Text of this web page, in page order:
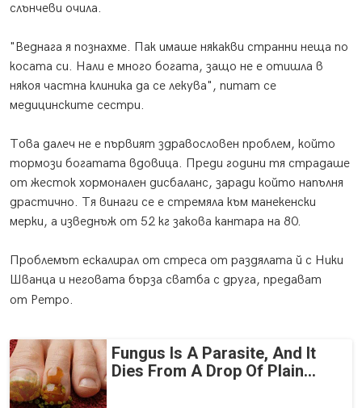
слънчеви очила.
"Веднага я познахме. Пак имаше някакви странни неща по
косата си. Нали е много богата, защо не е отишла в
някоя частна клиника да се лекува", питат се
медицинските сестри.
Това далеч не е първият здравословен проблем, който
тормози богатата вдовица. Преди години тя страдаше
от жесток хормонален дисбаланс, заради който напълня
драстично. Тя винаги се е стремяла към манекенски
мерки, а изведнъж от 52 кг закова кантара на 80.
Проблемът ескалирал от стреса от раздялата й с Ники
Шванца и неговата бърза сватба с друга, предават
от Ретро.
Fungus Is A Parasite, And It
Dies From A Drop Of Plain...